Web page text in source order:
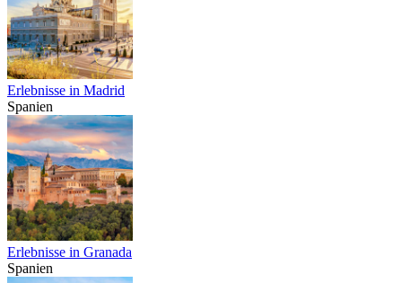
Erlebnisse in Madrid
Spanien
Erlebnisse in Granada
Spanien